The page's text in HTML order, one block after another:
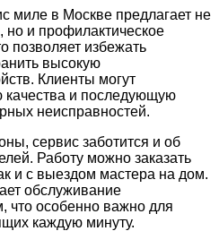
миле в Москве предлагает не
и профилактическое
позволяет избежать
высокую
Клиенты могут
качества и последующую
неисправностей.
сервис заботится и об
Работу можно заказать
и с выездом мастера на дом.
обслуживание
что особенно важно для
каждую минуту.